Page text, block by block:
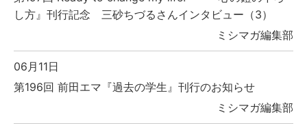
し方』刊行記念 三砂ちづるさんインタビュー（3）
ミシマガ編集部
06月11日
第196回 前田エマ『過去の学生』刊行のお知らせ
ミシマガ編集部